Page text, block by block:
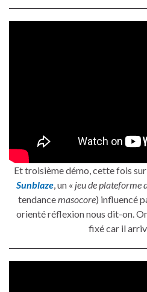
Et troisième démo, cette fois sur
Sunblaze, un « jeu de plateforme
tendancemasocore) influencé
orienté réflexion nous dit-on.
fixé car il